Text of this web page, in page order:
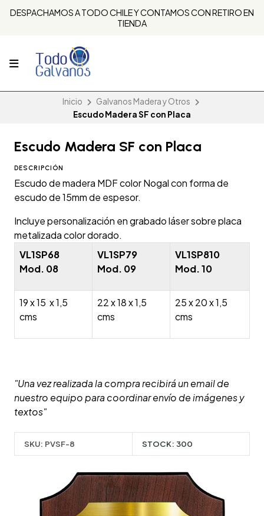
DESPACHAMOS A TODO CHILE Y CONTAMOS CON RETIRO EN
TIENDA
Inicio
Galvanos Madera y Otros
Escudo Madera SF con Placa
Escudo Madera SF con Placa
DESCRIPCIÓN
Escudo de madera MDF color Nogal con forma de
escudo de 15mm de espesor.
Incluye personalización en grabado láser sobre placa
metalizada color dorado.
VL1SP68
Mod. 08
VL1SP79
Mod. 09
VL1SP810
Mod. 10
19 x 15 x 1,5
cms
22 x 18 x 1,5
cms
25 x 20 x 1,5
cms
"Una vez realizada la compra recibirá un email de
nuestro equipo para coordinar envío de imágenes y
textos"
SKU: PVSF-8 STOCK: 300